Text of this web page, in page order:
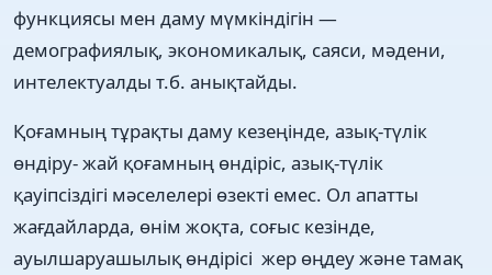
функциясы мен даму мүмкіндігін —
демографиялық, экономикалық, саяси, мәдени,
интелектуалды т.б. анықтайды.
Қоғамның тұрақты даму кезеңінде, азық-түлік
өндіру- жай қоғамның өндіріс, азық-түлік
қауіпсіздігі мәселелері өзекті емес. Ол апатты
жағдайларда, өнім жоқта, соғыс кезінде,
ауылшаруашылық өндірісі жер өңдеу және тамақ